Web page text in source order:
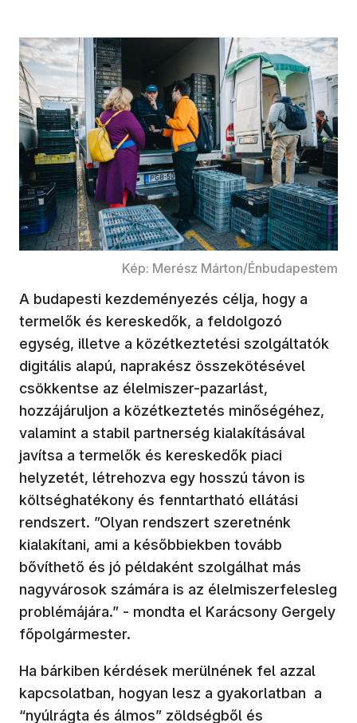
Kép: Merész Márton/Énbudapestem
A budapesti kezdeményezés célja, hogy a
termelők és kereskedők, a feldolgozó
egység, illetve a közétkeztetési szolgáltatók
digitális alapú, naprakész összekötésével
csökkentse az élelmiszer-pazarlást,
hozzájáruljon a közétkeztetés minőségéhez,
valamint a stabil partnerség kialakításával
javítsa a termelők és kereskedők piaci
helyzetét, létrehozva egy hosszú távon is
költséghatékony és fenntartható ellátási
rendszert. ”Olyan rendszert szeretnénk
kialakítani, ami a későbbiekben tovább
bővíthető és jó példaként szolgálhat más
nagyvárosok számára is az élelmiszerfelesleg
problémájára.” - mondta el Karácsony Gergely
főpolgármester.
Ha bárkiben kérdések merülnének fel azzal
kapcsolatban, hogyan lesz a gyakorlatban a
“nyúlrágta és álmos” zöldségből és